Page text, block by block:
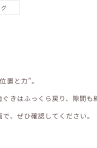
置と力”。
きはふっくら戻り、隙間も
、ぜひ確認してください。